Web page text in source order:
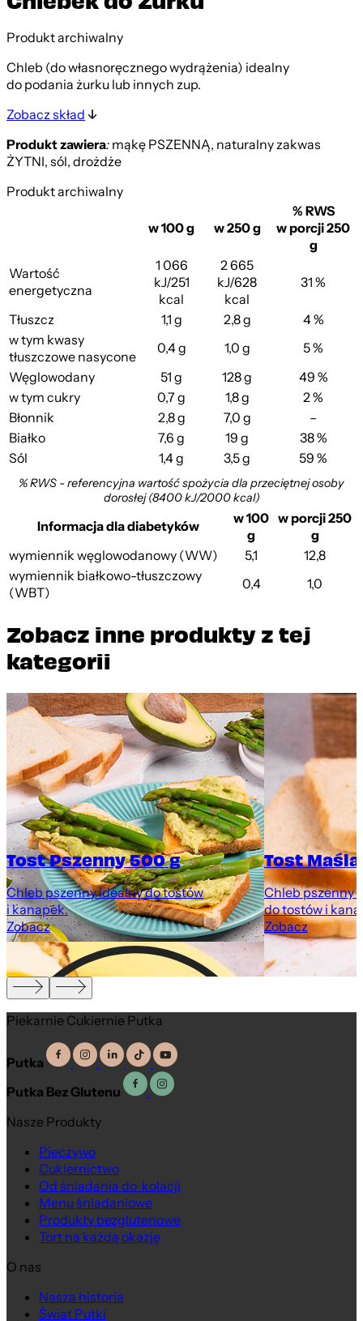
Produkt archiwalny
Chleb (do własnoręcznego wydrążenia) idealny
do podania żurku lub innych zup.
Zobacz skład
Produkt zawiera:mąkę PSZENNĄ, naturalny zakwas
ŻYTNI, sól, drożdże
Produkt archiwalny
w 100 g w 250 g
% RWS
w porcji 250
g
Wartość
energetyczna
1 066
kJ/251
kcal
2 665
kJ/628
kcal
31 %
Tłuszcz 1,1 g 2,8 g
4 %
w tym kwasy
tłuszczowe nasycone
0,4 g 1,0 g
5 %
Węglowodany
51 g 128 g
49 %
w tym cukry
0,7 g 1,8 g
2 %
Błonnik
2,8 g 7,0 g
–
Białko
7,6 g 19 g
38 %
Sól
1,4 g 3,5 g 59 %
% RWS - referencyjna wartość spożycia dla przeciętnej osoby
dorosłej (8400 kJ/2000 kcal)
Informacja dla diabetyków
w 100
g
w porcji 250
g
wymiennik węglowodanowy (WW)
5,1
12,8
wymiennik białkowo-tłuszczowy
(WBT)
0,4 1,0
Zobacz inne produkty z tej
kategorii
Tost Pszenny 500 g
Chleb pszenny idealny do tostów
i kanapek.
Zobacz
Tost
Chleb pszenny
do tostów i
Zobacz
Piekarnie Cukiernie Putka
Putka
Putka Bez Glutenu
Nasze Produkty
Pieczywo
Cukiernictwo
Od śniadania do kolacji
Menu śniadaniowe
Produkty bezglutenowe
Tort na każdą okazję
O nas
Nasza historia
Świat Putki